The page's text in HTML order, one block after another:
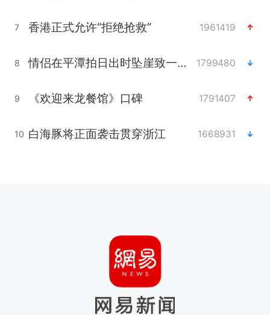
7 香港正式允许“拒绝抢救” 1961419
8 情侣在平潭拍日出时坠崖致一死一伤 1799480
9 《欢迎来龙餐馆》口碑 1791407
10 白海豚将正面袭击贯穿浙江 1668931